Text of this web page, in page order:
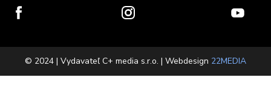
© 2024 | Vydavateľ C+ media s.r.o. | Webdesign 22MEDIA